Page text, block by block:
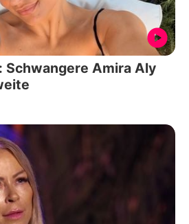
Schwangere Amira Aly